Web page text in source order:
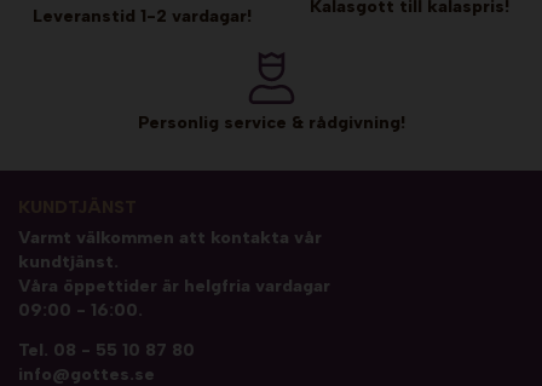
Leveranstid 1-2 vardagar! Kalasgott till kalaspris!
Personlig service & rådgivning!
Varmt välkommen att kontakta vår
kundtjänst.
Våra öppettider är helgfria vardagar
09:00 - 16:00.
Tel. 08 - 55 10 87 80
info@gottes.se